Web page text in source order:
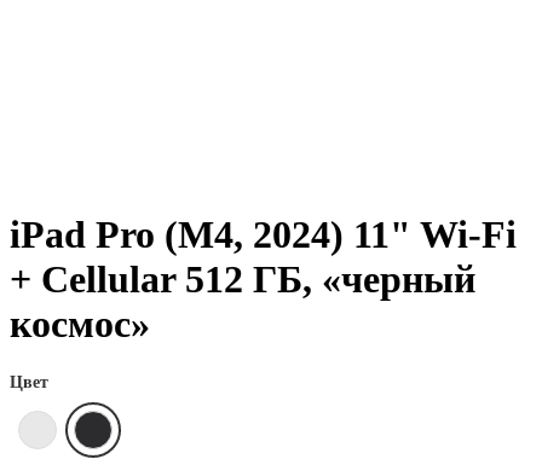
iPad Pro (M4, 2024) 11" Wi-Fi
+ Cellular 512 ГБ, «черный
космос»
Цвет